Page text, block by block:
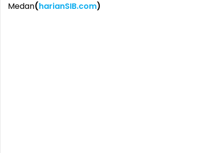
Medan(harianSIB.com)